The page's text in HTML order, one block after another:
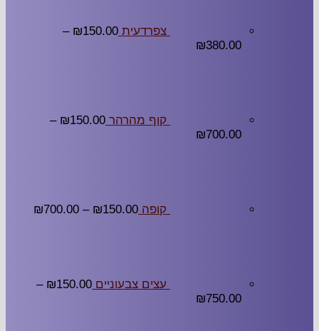
צפרדעית ₪150.00
–
₪380.00
קוף מהרהר ₪150.00
–
₪700.00
קופה ₪150.00
–
₪700.00
עצים צבעוניים ₪150.00
–
₪750.00